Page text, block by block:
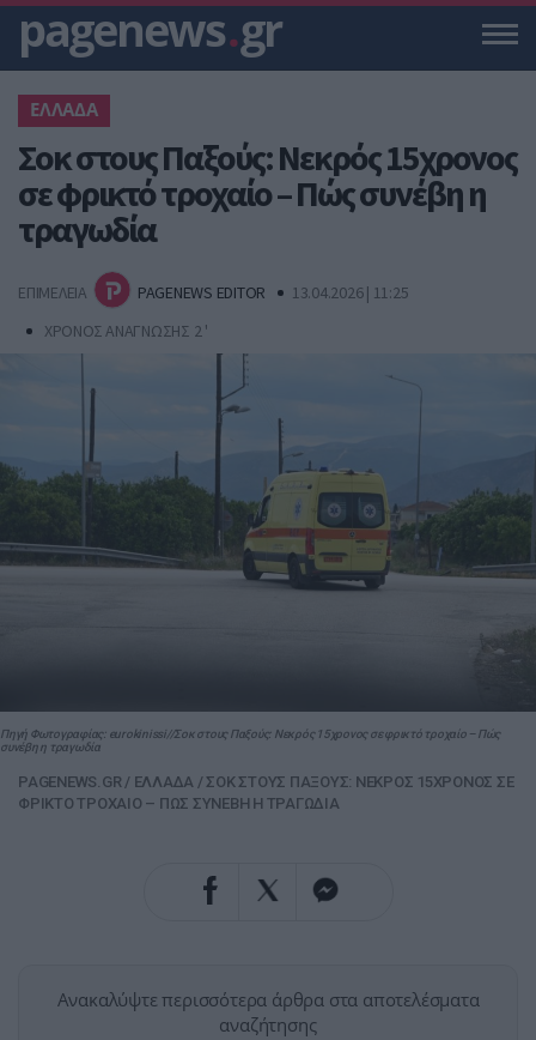
pagenews.gr
ΕΛΛΑΔΑ
Σοκ στους Παξούς: Νεκρός 15χρονος
σε φρικτό τροχαίο – Πώς συνέβη η
τραγωδία
ΕΠΙΜΕΛΕΙΑ PAGENEWS EDITOR
13.04.2026 | 11:25
ΧΡΟΝΟΣ ΑΝΑΓΝΩΣΗΣ 2 '
Πηγή Φωτογραφίας: eurokinissi//Σοκ στους Παξούς: Νεκρός 15χρονος σε φρικτό τροχαίο – Πώς
συνέβη η τραγωδία
PAGENEWS.GR / ΕΛΛΑΔΑ / ΣΟΚ ΣΤΟΥΣ ΠΑΞΟΥΣ: ΝΕΚΡΟΣ 15ΧΡΟΝΟΣ ΣΕ
ΦΡΙΚΤΟ ΤΡΟΧΑΙΟ – ΠΩΣ ΣΥΝΕΒΗ Η ΤΡΑΓΩΔΙΑ
Ανακαλύψτε περισσότερα άρθρα στα αποτελέσματα
αναζήτησης